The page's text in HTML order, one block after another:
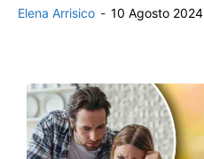
Elena Arrisico - 10 Agosto 2024